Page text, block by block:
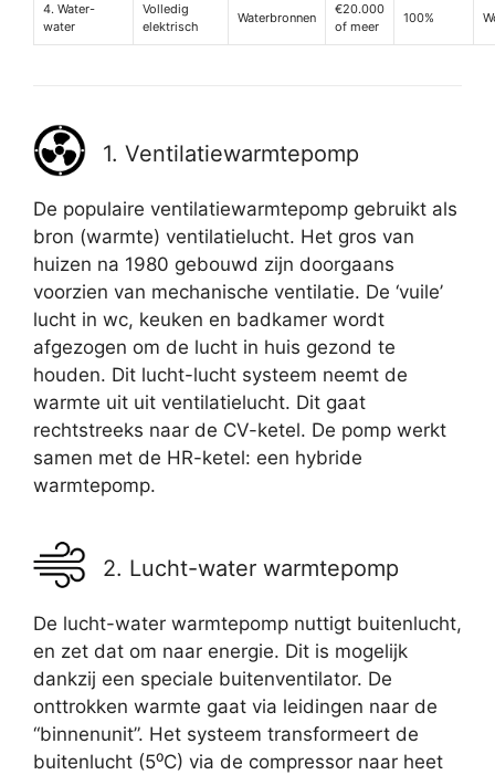
4. Water-
water
Volledig
elektrisch
Waterbronnen
€20.000
of meer
100%
1. Ventilatiewarmtepomp
De populaire ventilatiewarmtepomp gebruikt als
bron (warmte) ventilatielucht. Het gros van
huizen na 1980 gebouwd zijn doorgaans
voorzien van mechanische ventilatie. De ‘vuile’
lucht in wc, keuken en badkamer wordt
afgezogen om de lucht in huis gezond te
houden. Dit lucht-lucht systeem neemt de
warmte uit uit ventilatielucht. Dit gaat
rechtstreeks naar de CV-ketel. De pomp werkt
samen met de HR-ketel: een hybride
warmtepomp.
2. Lucht-water warmtepomp
De lucht-water warmtepomp nuttigt buitenlucht,
en zet dat om naar energie. Dit is mogelijk
dankzij een speciale buitenventilator. De
onttrokken warmte gaat via leidingen naar de
“binnenunit”. Het systeem transformeert de
buitenlucht (5⁰C) via de compressor naar heet